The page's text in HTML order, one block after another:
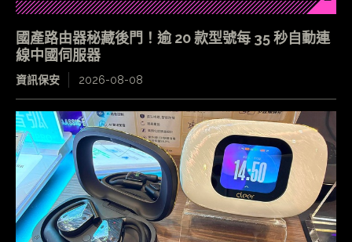
國產路由器秘藏後門！逾 20 款型號每 35 秒自動連
線中國伺服器
資訊保安 2026-08-08